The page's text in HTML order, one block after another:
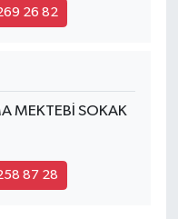
26 82
MEKTEBİ SOKAK
87 28